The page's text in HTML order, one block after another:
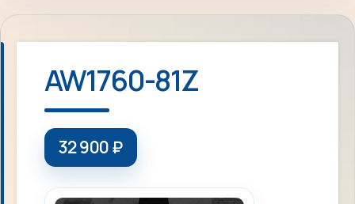
AW1760-81Z
32 900₽